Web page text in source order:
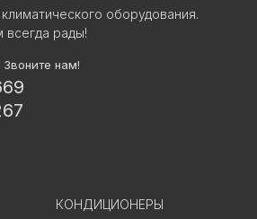
оборудования.
всегда рады!
нам!
КОНДИЦИОНЕРЫ